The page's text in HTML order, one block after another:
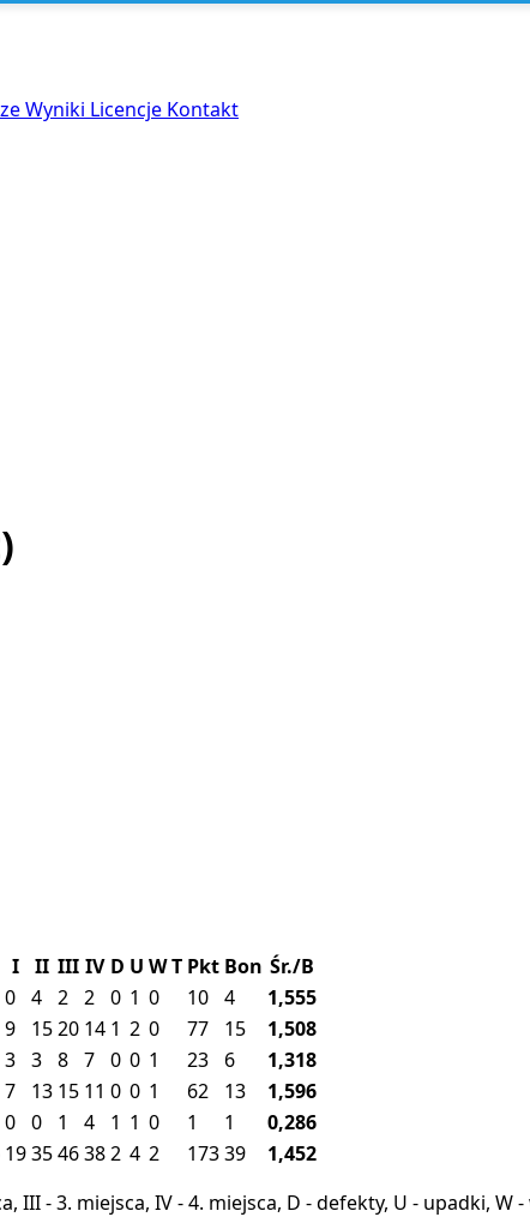
Wyniki Licencje Kontakt
I II III IV D U WT Pkt Bon Śr./B
0 4 2 2 0 1 0 10 4
1,555
9 1520 14 1 2 0 77 15
1,508
3 3 8 7 0 0 1 23 6
1,318
7 13 15 11 0 0 1 62 13
1,596
0 0 1 4 1 1 0 1 1
0,286
193546382 4 2 17339
1,452
III - 3. miejsca, IV - 4. miejsca, D - defekty, U - upadki,